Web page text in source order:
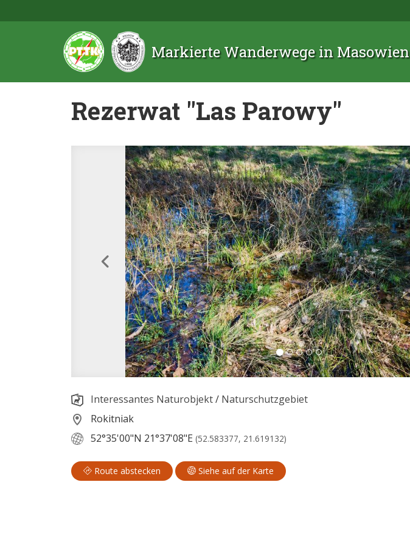
Markierte Wanderwege in Masowien
Rezerwat "Las Parowy"
Interessantes Naturobjekt/ Naturschutzgebiet
Rokitniak
52°35'00"N 21°37'08"E (52.583377, 21.619132)
Route abstecken Siehe auf der Karte